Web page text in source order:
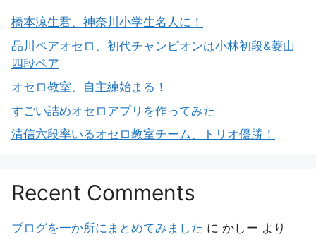
橋本涼生君、神奈川小学生名人に！
品川ペアオセロ、初代チャンピオンは小林初段&菱山
四段ペア
オセロ教室、自主練始まる！
すごい詰めオセロアプリを作ってみた
清信六段率いるオセロ教室チーム、トリオ優勝！
Recent Comments
ブログを一か所にまとめてみました に かしー より